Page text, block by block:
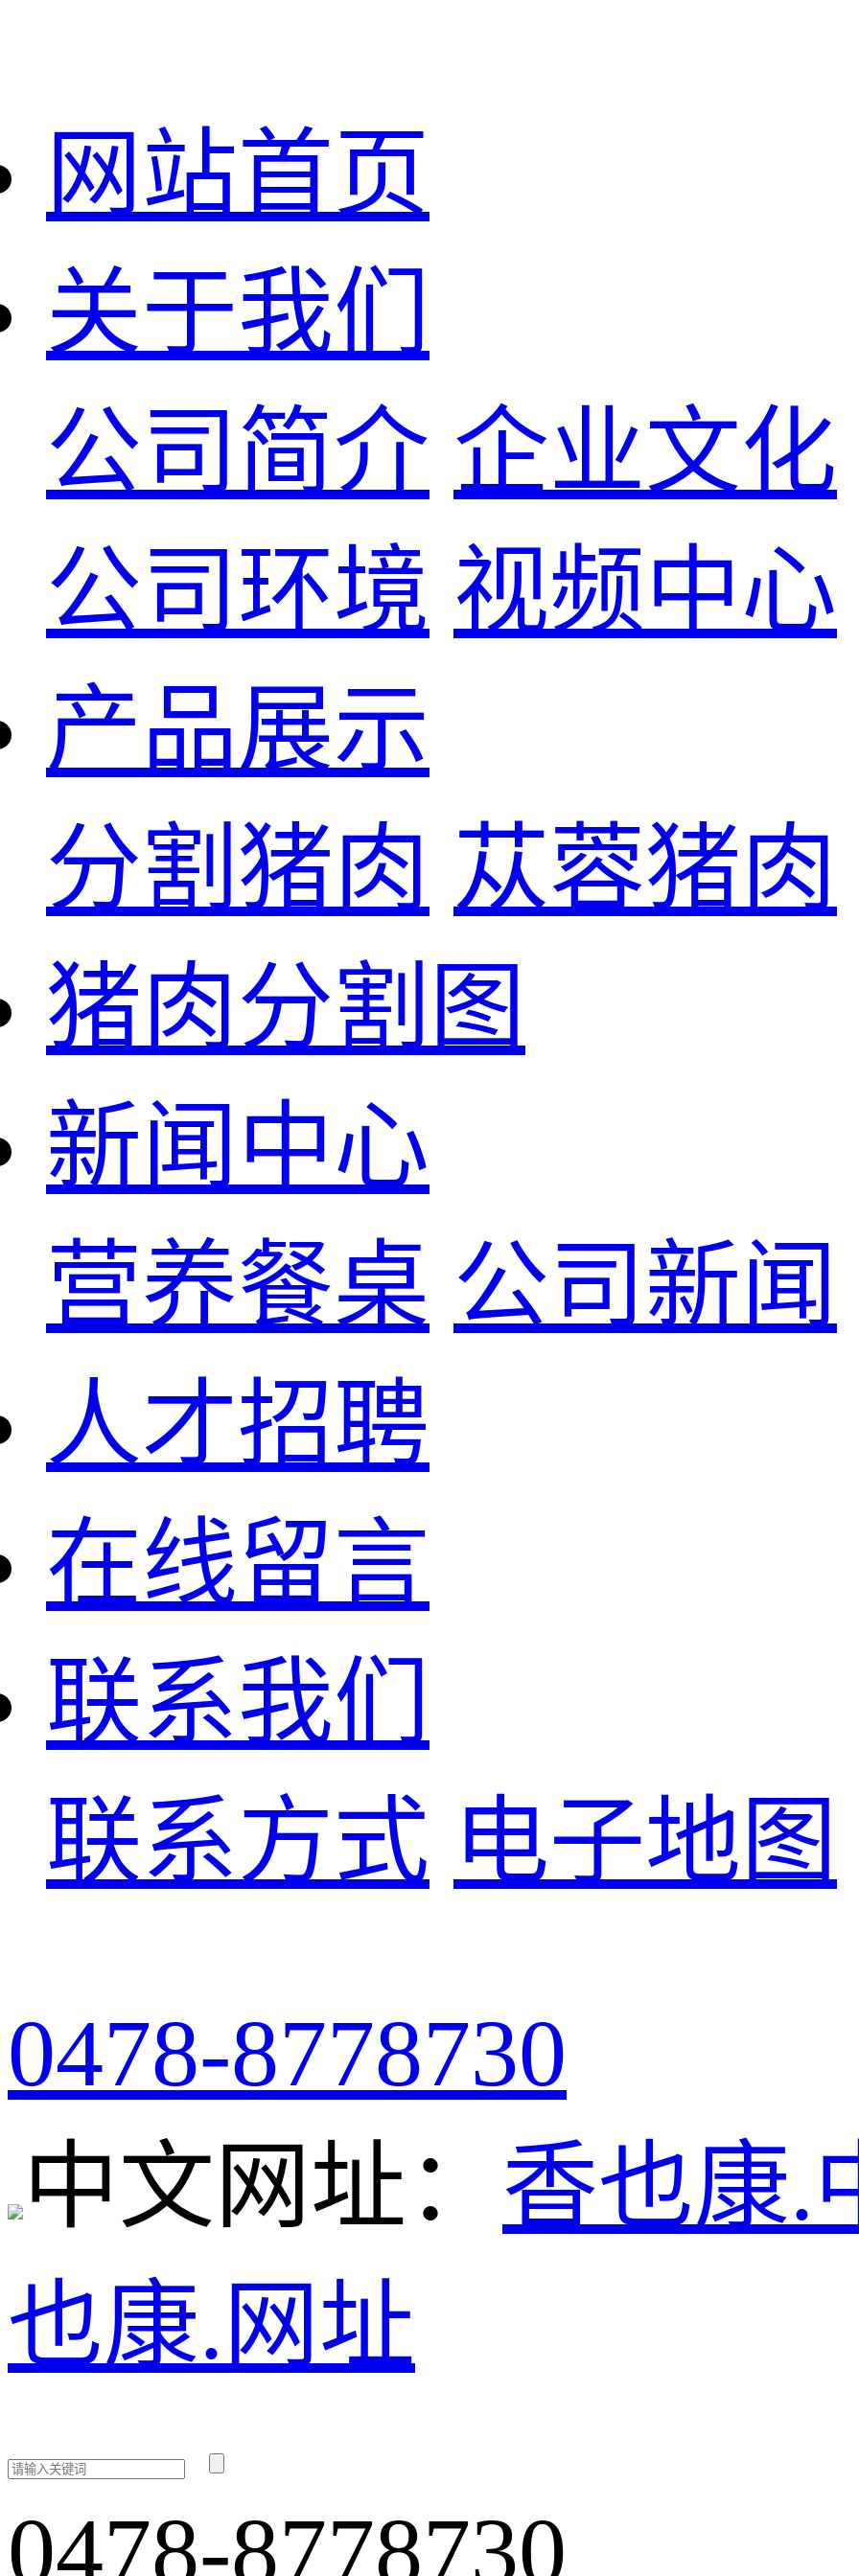
网站首页
关于我们
公司简介 企业文化
公司环境 视频中心
产品展示
分割猪肉 苁蓉猪肉
猪肉分割图
新闻中心
营养餐桌 公司新闻
人才招聘
在线留言
联系我们
联系方式 电子地图
0478-8778730
中文网址： 香也康.
也康.网址
0478-8778730